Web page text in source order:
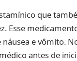
que
Esse
e vômito.
antes de